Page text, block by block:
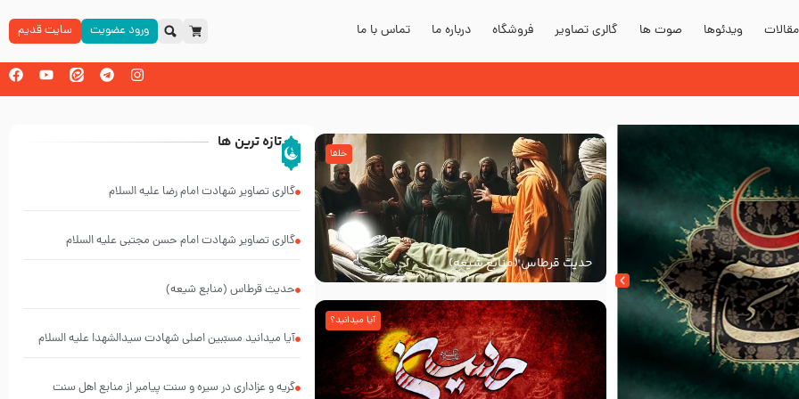
مقالات ویدئوها صوت ها گالری تصاویر فروشگاه درباره ما تماس با ما ورود عضویت سایت قدیم
حدیث قرطاس (منابع شیعه)
خلفا
آیا میدانید؟
تازه ترین ها
گالری تصاویر شهادت امام رضا علیه السلام
گالری تصاویر شهادت امام حسن مجتبی علیه السلام
حدیث قرطاس (منابع شیعه)
آیا میدانید مسبّبین اصلی شهادت سیدالشهدا علیه ‌السلام
گریه و عزاداری در سیره و سنت پیامبر از منابع اهل سنت